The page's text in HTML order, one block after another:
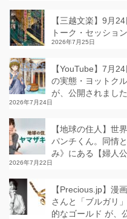
【三越文楽】9月
トーク・セッショ
2026年7月25日
【YouTube】7月
の実態・ヨットク
が、公開されました
2026年7月24日
【地球の住人】世
パンチくん。同情
み》にある【婦人
2026年7月22日
【Precious.jp】漫
さんと「ブルガリ
的なゴールド が、